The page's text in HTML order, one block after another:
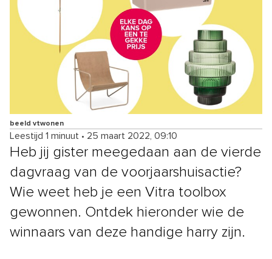
beeld vtwonen
Leestijd 1 minuut • 25 maart 2022, 09:10
Heb jij gister meegedaan aan de vierde
dagvraag van de voorjaarshuisactie?
Wie weet heb je een Vitra toolbox
gewonnen. Ontdek hieronder wie de
winnaars van deze handige harry zijn.